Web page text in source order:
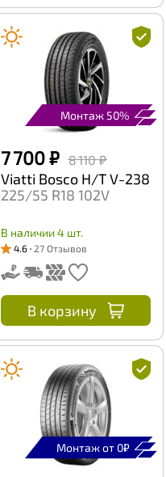
Монтаж 50%
7 700 ₽ 8 110 ₽
Viatti Bosco H/T V-238
225/55 R18 102V
В наличии 4 шт.
4.6 27 Отзывов
В корзину
Монтаж от 0₽